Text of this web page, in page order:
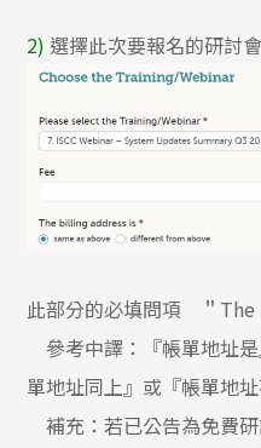
2) 選擇此次要報名的研討會
此部分的必填問項 ＂
參考中譯：『帳單地址
單地址同上』或『帳單地
補充：若已公告為免費